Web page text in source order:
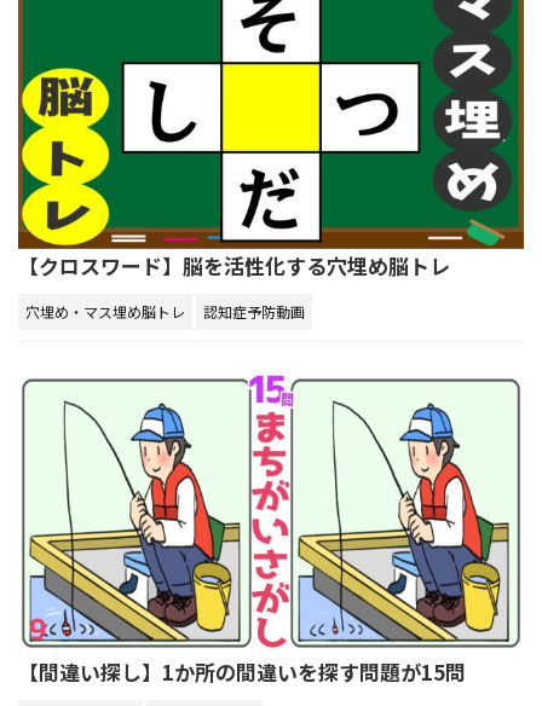
【クロスワード】脳を活性化する穴埋め脳トレ
穴埋め・マス埋め脳トレ 認知症予防動画
【間違い探し】1か所の間違いを探す問題が15問